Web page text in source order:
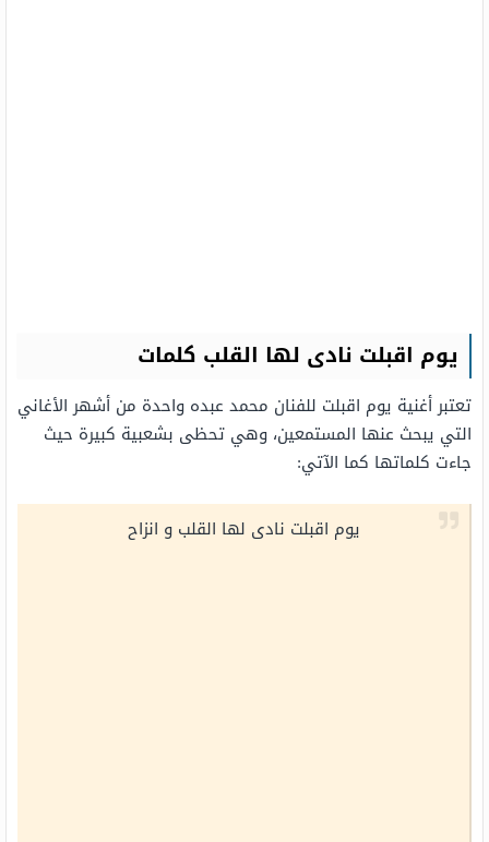
يوم اقبلت نادى لها القلب كلمات
تعتبر أغنية يوم اقبلت للفنان محمد عبده واحدة من أشهر الأغاني
التي يبحث عنها المستمعين، وهي تحظى بشعبية كبيرة حيث
جاءت كلماتها كما الآتي:
يوم اقبلت نادى لها القلب و انزاح